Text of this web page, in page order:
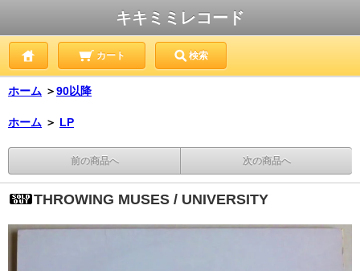
キキミミレコード
カート 検索
ホーム ＞90以降
ホーム ＞ LP
前の商品へ 次の商品へ
THROWING MUSES / UNIVERSITY